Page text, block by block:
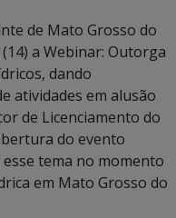
de Mato Grosso do
a Webinar: Outorga
dando
atividades em alusão
de Licenciamento do
do evento
tema no momento
em Mato Grosso do